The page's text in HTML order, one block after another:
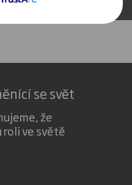
se svět
že
roli ve světě